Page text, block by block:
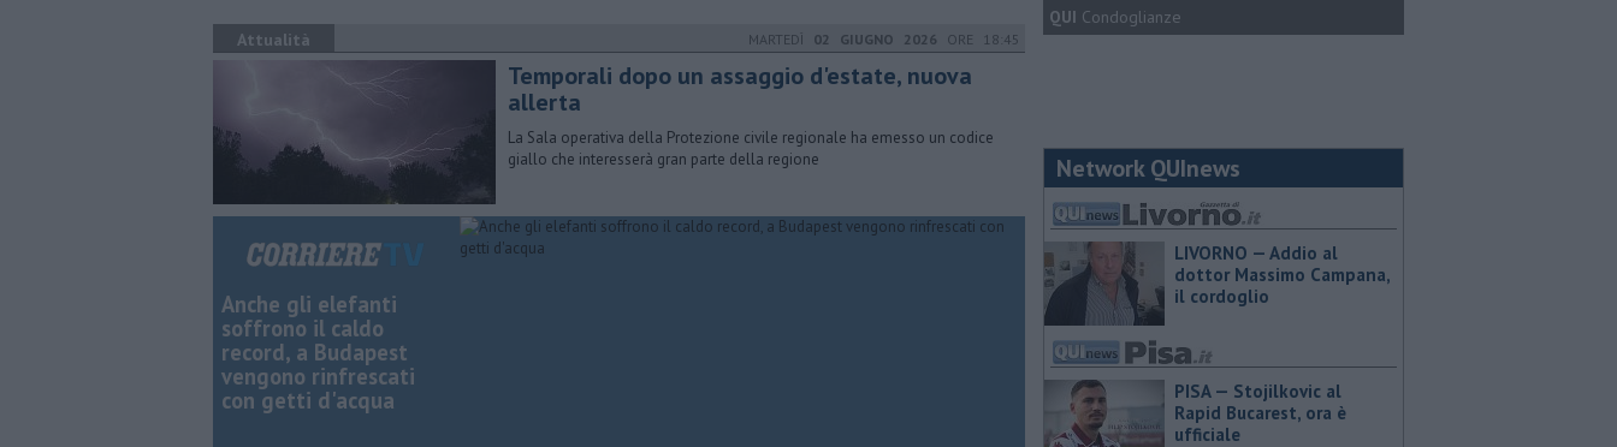
Attualità MARTEDÌ 02 GIUGNO 2026 ORE 18:45
Temporali dopo un assaggio d'estate, nuova
allerta
La Sala operativa della Protezione civile regionale ha emesso un codice
giallo che interesserà gran parte della regione
Anche gli elefanti
soffrono il caldo
record, a Budapest
vengono rinfrescati
con getti d'acqua
QUI Condoglianze
Network QUInews
LIVORNO — Addio al
dottor Massimo Campana,
il cordoglio
PISA — Stojilkovic al
Rapid Bucarest, ora è
ufficiale